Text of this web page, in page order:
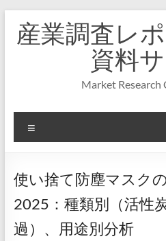
キ
プ
産業調査レ
資料
Market Research
ニ
ー
使い捨て防塵マスク
2025：種類別（活性
過）、用途別分析